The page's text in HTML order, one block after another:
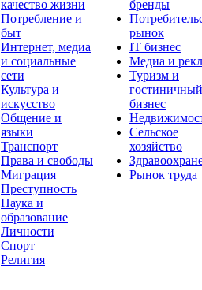
качество жизни
Потребление и
быт
Интернет, медиа
и социальные
сети
Культура и
искусство
Общение и
языки
Транспорт
Права и свободы
Миграция
Преступность
Наука и
образование
Личности
Спорт
Религия
бренды
рынок
IT бизнес
Медиа и
Туризм и
гостиничный
бизнес
Сельское
хозяйство
Рынок труда